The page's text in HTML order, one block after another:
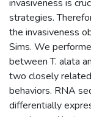
invasiveness is
strategies.
the invasiveness
Sims. We
between T. alata
two closely
behaviors. RNA
differentially